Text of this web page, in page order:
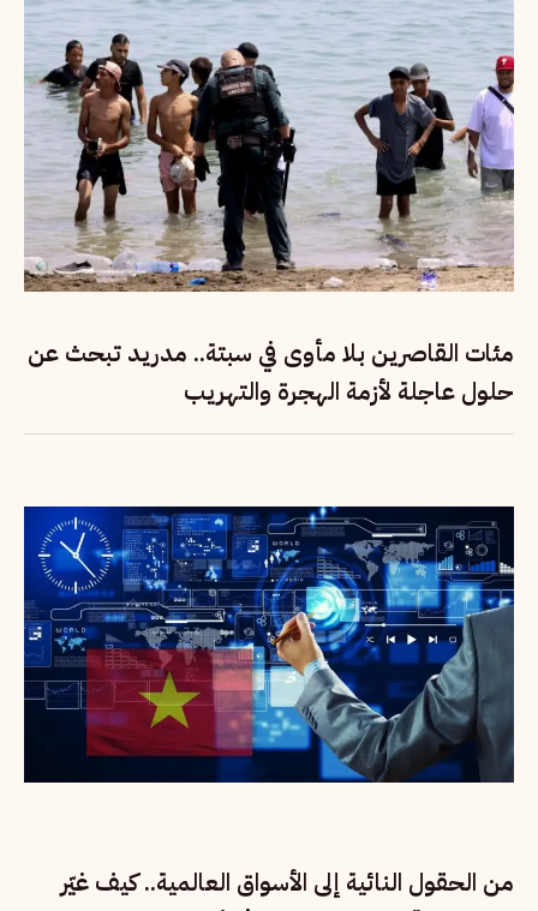
مئات القاصرين بلا مأوى في سبتة.. مدريد تبحث عن
حلول عاجلة لأزمة الهجرة والتهريب
من الحقول النائية إلى الأسواق العالمية.. كيف غيّر